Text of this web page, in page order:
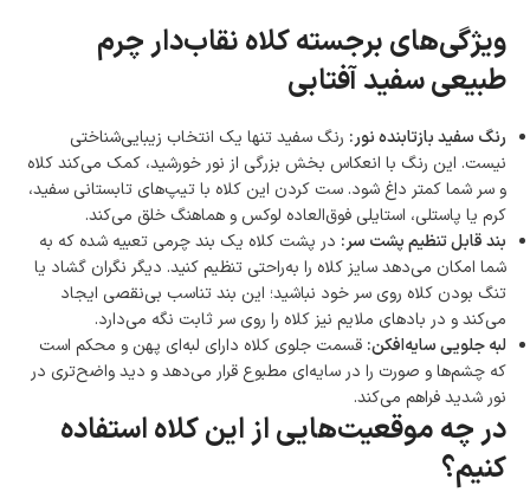
ویژگی‌های برجسته کلاه نقاب‌دار چرم
طبیعی سفید آفتابی
رنگ سفید بازتابنده نور: رنگ سفید تنها یک انتخاب زیبایی‌شناختی
نیست. این رنگ با انعکاس بخش بزرگی از نور خورشید، کمک می‌کند کلاه
و سر شما کمتر داغ شود. ست کردن این کلاه با تیپ‌های تابستانی سفید،
کرم یا پاستلی، استایلی فوق‌العاده لوکس و هماهنگ خلق می‌کند.
بند قابل تنظیم پشت سر: در پشت کلاه یک بند چرمی تعبیه شده که به
شما امکان می‌دهد سایز کلاه را به‌راحتی تنظیم کنید. دیگر نگران گشاد یا
تنگ بودن کلاه روی سر خود نباشید؛ این بند تناسب بی‌نقصی ایجاد
می‌کند و در بادهای ملایم نیز کلاه را روی سر ثابت نگه می‌دارد.
لبه جلویی سایه‌افکن: قسمت جلوی کلاه دارای لبه‌ای پهن و محکم است
که چشم‌ها و صورت را در سایه‌ای مطبوع قرار می‌دهد و دید واضح‌تری در
نور شدید فراهم می‌کند.
در چه موقعیت‌هایی از این کلاه استفاده
کنیم؟